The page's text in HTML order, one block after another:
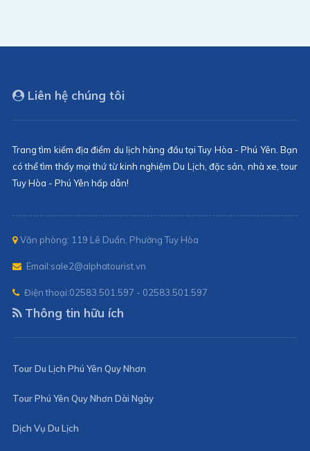
Liên hệ chúng tôi
Trang tìm kiếm địa điểm du lịch hàng đầu tại Tuy Hòa - Phú Yên. Bạn
có thể tìm thấy mọi thứ từ kinh nghiệm Du Lịch, đặc sản, nhà xe, tour
Tuy Hòa - Phú Yên hấp dẫn!
Văn phòng: 119 Lê Duẩn, Phường Tuy Hòa
Email:sale2@alphatourist.vn
Điện thoại:02583.501.597 - 02583.501.597
Thông tin hữu ích
Tour Du Lịch Phú Yên Quy Nhơn
Tour Phú Yên Quy Nhơn Dài Ngày
Dịch Vụ Du Lịch